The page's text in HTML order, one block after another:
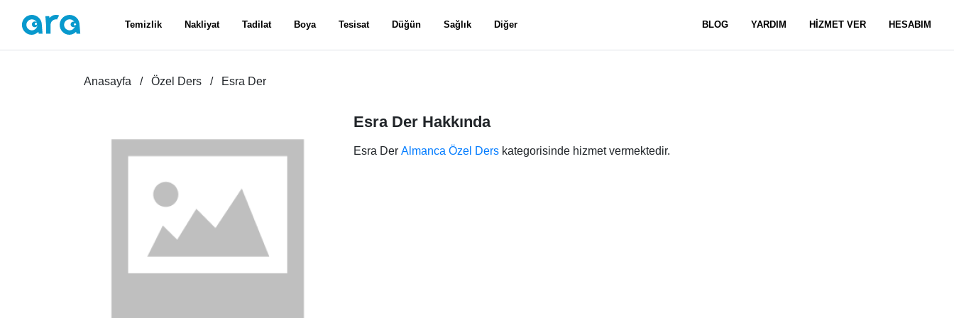
Temizlik Nakliyat Tadilat Boya Tesisat Düğün Sağlık Diğer BLOG YARDIM HİZMET VER HESABIM
Anasayfa Özel Ders Esra Der
Esra Der Hakkında
Esra Der Almanca Özel Ders kategorisinde hizmet vermektedir.